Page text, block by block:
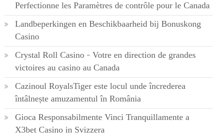
Perfectionne les Paramètres de contrôle pour le Canada
Landbeperkingen en Beschikbaarheid bij Bonuskong
Casino
Crystal Roll Casino – Votre en direction de grandes
victoires au casino au Canada
Cazinoul RoyalsTiger este locul unde încrederea
întâlnește amuzamentul în România
Gioca Responsabilmente Vinci Tranquillamente a
X3bet Casino in Svizzera